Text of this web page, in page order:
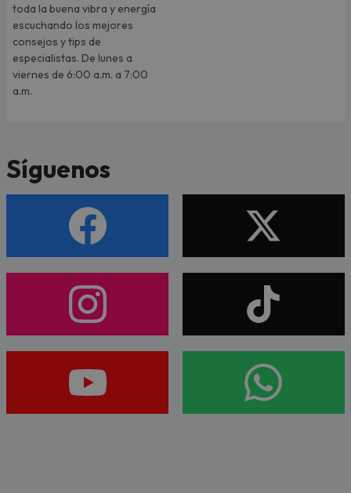
toda la buena vibra y energía
escuchando los mejores
consejos y tips de
especialistas. De lunes a
viernes de 6:00 a.m. a 7:00
a.m.
Síguenos